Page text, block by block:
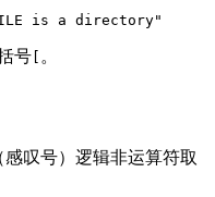
is a directory"
号 。
感叹号）逻辑非运算符取